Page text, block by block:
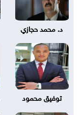
د. محمد حجازي
توفيق محمود